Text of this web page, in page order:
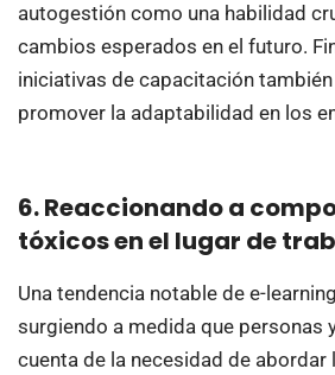
autogestión como una habilidad
cambios esperados en el futuro.
iniciativas de capacitación
promover la adaptabilidad en los
6. Reaccionando a
tóxicos en el lugar de
Una tendencia notable de e-
surgiendo a medida que personas
cuenta de la necesidad de abordar